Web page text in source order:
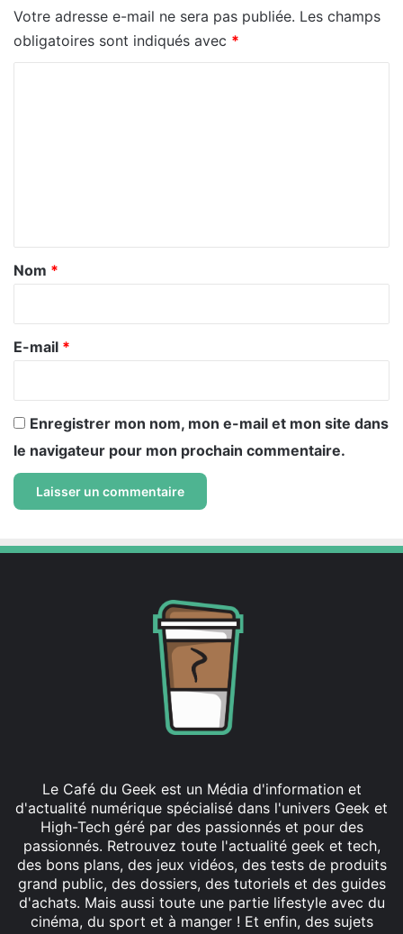
Votre adresse e-mail ne sera pas publiée. Les champs
obligatoires sont indiqués avec *
a
e
Nom *
E-mail *
Enregistrer mon nom, mon e-mail et mon site dans
le navigateur pour mon prochain commentaire.
Le Café du Geek est un Média d'information et
d'actualité numérique spécialisé dans l'univers Geek et
High-Tech géré par des passionnés et pour des
passionnés. Retrouvez toute l'actualité geek et tech,
des bons plans, des jeux vidéos, des tests de produits
grand public, des dossiers, des tutoriels et des guides
d'achats. Mais aussi toute une partie lifestyle avec du
cinéma, du sport et à manger ! Et enfin, des sujets